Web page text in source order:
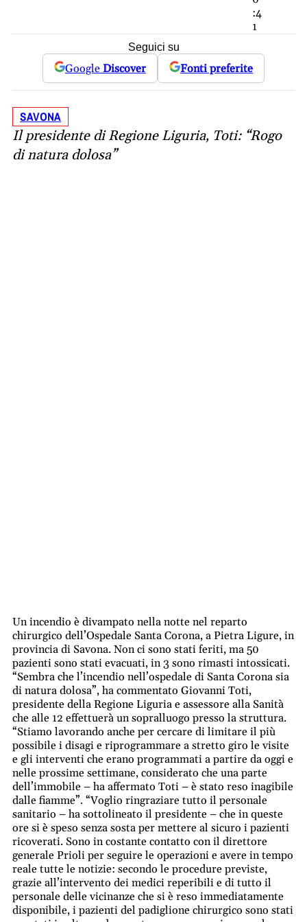
:4
1
Seguici su
Google Discover Fonti preferite
SAVONA
Il presidente di Regione Liguria, Toti: “Rogo
di natura dolosa”
Un incendio è divampato nella notte nel reparto
chirurgico dell’Ospedale Santa Corona, a Pietra Ligure, in
provincia di Savona. Non ci sono stati feriti, ma 50
pazienti sono stati evacuati, in 3 sono rimasti intossicati.
“Sembra che l’incendio nell’ospedale di Santa Corona sia
di natura dolosa”, ha commentato Giovanni Toti,
presidente della Regione Liguria e assessore alla Sanità
che alle 12 effettuerà un sopralluogo presso la struttura.
“Stiamo lavorando anche per cercare di limitare il più
possibile i disagi e riprogrammare a stretto giro le visite
e gli interventi che erano programmati a partire da oggi e
nelle prossime settimane, considerato che una parte
dell’immobile – ha affermato Toti – è stato reso inagibile
dalle fiamme”. “Voglio ringraziare tutto il personale
sanitario – ha sottolineato il presidente – che in queste
ore si è speso senza sosta per mettere al sicuro i pazienti
ricoverati. Sono in costante contatto con il direttore
generale Prioli per seguire le operazioni e avere in tempo
reale tutte le notizie: secondo le procedure previste,
grazie all’intervento dei medici reperibili e di tutto il
personale delle vicinanze che si è reso immediatamente
disponibile, i pazienti del padiglione chirurgico sono stati